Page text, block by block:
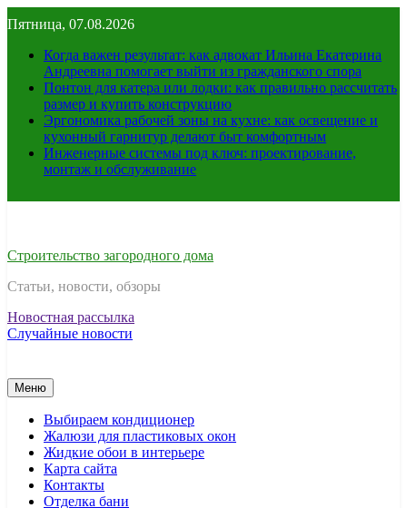
к
содержимому
Пятница, 07.08.2026
Когда важен результат: как адвокат Ильина Екатерина
Андреевна помогает выйти из гражданского спора
Понтон для катера или лодки: как правильно рассчитать
размер и купить конструкцию
Эргономика рабочей зоны на кухне: как освещение и
кухонный гарнитур делают быт комфортным
Инженерные системы под ключ: проектирование,
монтаж и обслуживание
Строительство загородного дома
Статьи, новости, обзоры
Новостная рассылка
Случайные новости
Меню
Выбираем кондиционер
Жалюзи для пластиковых окон
Жидкие обои в интерьере
Карта сайта
Контакты
Отделка бани